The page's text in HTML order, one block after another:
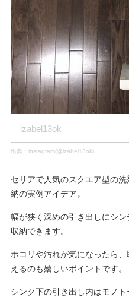
izabel13ok
出典： instagram(@izabel13ok)
セリアで人気のスクエア型の
納の実例アイデア。
幅が狭く深めの引き出しにシ
収納できます。
ホコリや汚れが気になったら
えるのも嬉しいポイントです。
シンク下の引き出し内はモノ